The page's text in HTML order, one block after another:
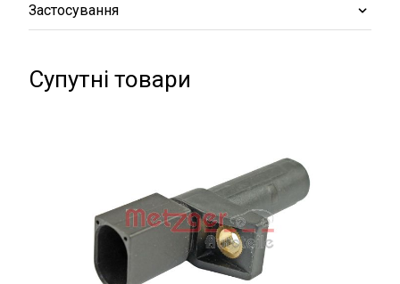
Застосування
Супутні товари